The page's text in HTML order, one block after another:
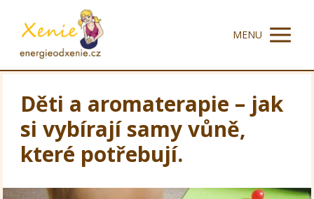
MENU
Děti a aromaterapie – jak
si vybírají samy vůně,
které potřebují.